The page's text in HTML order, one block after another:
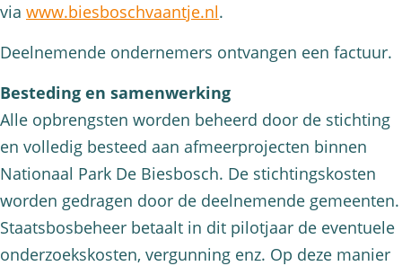
via www.biesboschvaantje.nl.
Deelnemende ondernemers ontvangen een factuur.
Besteding en samenwerking
Alle opbrengsten worden beheerd door de stichting
en volledig besteed aan afmeerprojecten binnen
Nationaal Park De Biesbosch. De stichtingskosten
worden gedragen door de deelnemende gemeenten.
Staatsbosbeheer betaalt in dit pilotjaar de eventuele
onderzoekskosten, vergunning enz. Op deze manier